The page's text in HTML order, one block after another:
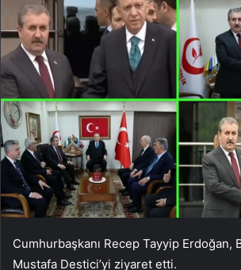
Cumhurbaşkanı Recep Tayyip Erdoğan,
Mustafa Destici’yi ziyaret etti.